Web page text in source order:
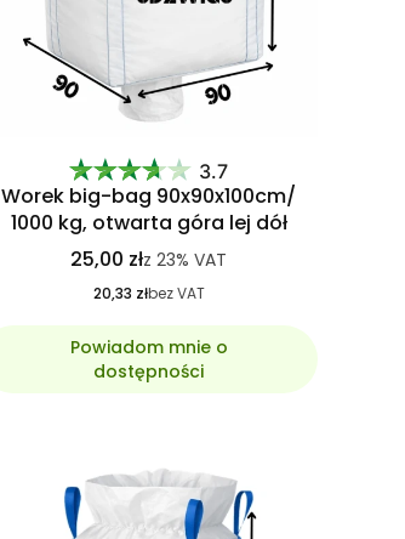
3.7
Worek big-bag 90x90x100cm/
1000 kg, otwarta góra lej dół
25,00 złz23% VAT
20,33 złbez VAT
Powiadom mnie o
dostępności